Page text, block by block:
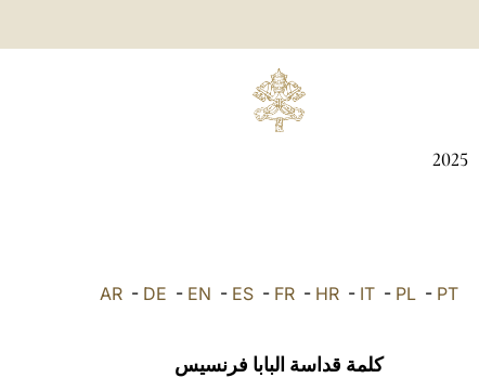
2025
AR- DE - EN - ES- FR- HR- IT- PL- PT
كلمة قداسة البابا فرنسيس